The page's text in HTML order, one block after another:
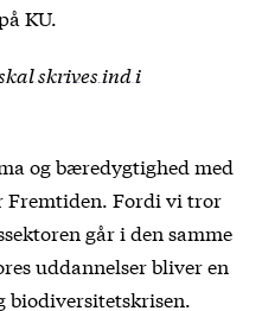
KU.
skrives ind i
og bæredygtighed med
Fremtiden. Fordi vi tror
går i den samme
uddannelser bliver en
biodiversitetskrisen.